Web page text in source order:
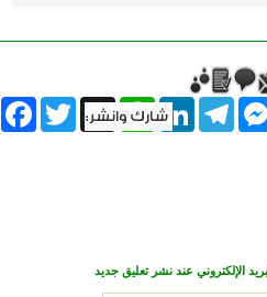
Twitter X
WhatsAppLinkedInTelegram
الإلكتروني عند نشر تعليق جديد